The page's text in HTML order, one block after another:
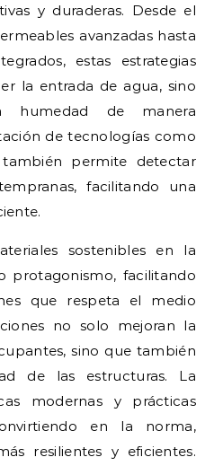
y duraderas. Desde el
avanzadas hasta
estas estrategias
la entrada de agua, sino
humedad de manera
de tecnologías como
permite detectar
facilitando una
sostenibles en la
protagonismo, facilitando
que respeta el medio
no solo mejoran la
sino que también
de las estructuras. La
modernas y prácticas
en la norma,
resilientes y eficientes.